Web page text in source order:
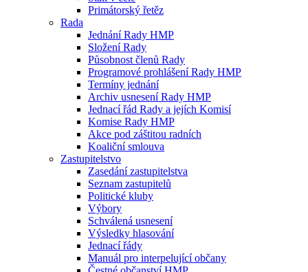
Primátorský řetěz
Rada
Jednání Rady HMP
Složení Rady
Působnost členů Rady
Programové prohlášení Rady HMP
Termíny jednání
Archiv usnesení Rady HMP
Jednací řád Rady a jejích Komisí
Komise Rady HMP
Akce pod záštitou radních
Koaliční smlouva
Zastupitelstvo
Zasedání zastupitelstva
Seznam zastupitelů
Politické kluby
Výbory
Schválená usnesení
Výsledky hlasování
Jednací řády
Manuál pro interpelující občany